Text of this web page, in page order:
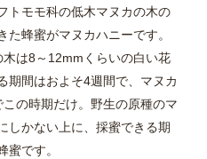
トモモ科の低木マヌカの木の
蜂蜜がマヌカハニーです。
は8～12mmくらいの白い花
期間はおよそ4週間で、マヌカ
の時期だけ。野生の原種のマ
しかない上に、採蜜できる期
蜜です。